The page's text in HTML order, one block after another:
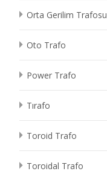
Orta Gerilim Trafosu
Oto Trafo
Power Trafo
Tırafo
Toroid Trafo
Toroidal Trafo